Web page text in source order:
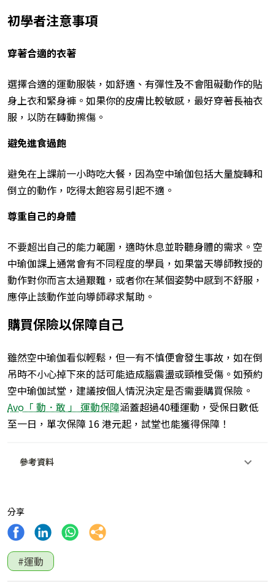
初學者注意事項
穿著合適的衣著
選擇合適的運動服裝，如舒適、有彈性及不會阻礙動作的貼
身上衣和緊身褲。如果你的皮膚比較敏感，最好穿著長袖衣
服，以防在轉動擦傷。
避免進食過飽
避免在上課前一小時吃大餐，因為空中瑜伽包括大量旋轉和
倒立的動作，吃得太飽容易引起不適。
尊重自己的身體
不要超出自己的能力範圍，適時休息並聆聽身體的需求。空
中瑜伽課上通常會有不同程度的學員，如果當天導師教授的
動作對你而言太過艱難，或者你在某個姿勢中感到不舒服，
應停止該動作並向導師尋求幫助。
購買保險以保障自己
雖然空中瑜伽看似輕鬆，但一有不慎便會發生事故，如在倒
吊時不小心掉下來的話可能造成腦震盪或頸椎受傷。如預約
空中瑜伽試堂，建議按個人情況決定是否需要購買保險。
Avo「 動．敢 」 運動保障涵蓋超過40種運動，受保日數低
至一日，單次保障 16 港元起，試堂也能獲得保障！
參考資料
分享
#運動